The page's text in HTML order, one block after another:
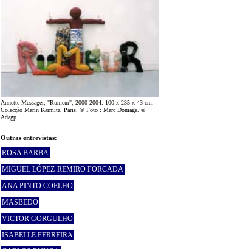
Annette Messager, "Rumeur", 2000-2004. 100 x 235 x 43 cm.
Colecção Marin Karmitz, Paris. © Foto : Marc Domage. ©
Adagp
Outras entrevistas:
ROSA BARBA
MIGUEL LÓPEZ-REMIRO FORCADA
ANA PINTO COELHO
MASBEDO
VICTOR GORGULHO
ISABELLE FERREIRA